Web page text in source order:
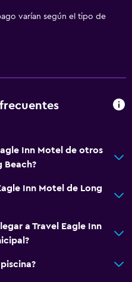
varían según el tipo de
Inn Motel de otros
Beach?
Inn Motel de Long
a Travel Eagle Inn